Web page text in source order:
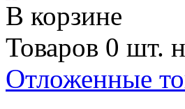
В корзине
Товаров 0 шт.
Отложенные